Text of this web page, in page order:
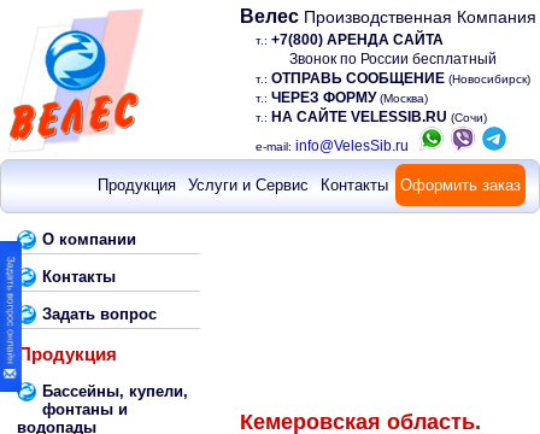
Велес Производственная Компания
т.: +7(800) АРЕНДА САЙТА
Звонок по России бесплатный
т.: ОТПРАВЬ СООБЩЕНИЕ (Новосибирск)
т.: ЧЕРЕЗ ФОРМУ (Москва)
т.: НА САЙТЕ VELESSIB.RU (Сочи)
e-mail: info@VelesSib.ru
Продукция Услуги и Сервис Контакты Оформить заказ
О компании
Контакты
Задать вопрос
Продукция
Бассейны, купели,
фонтаны и
водопады
Кемеровская область.